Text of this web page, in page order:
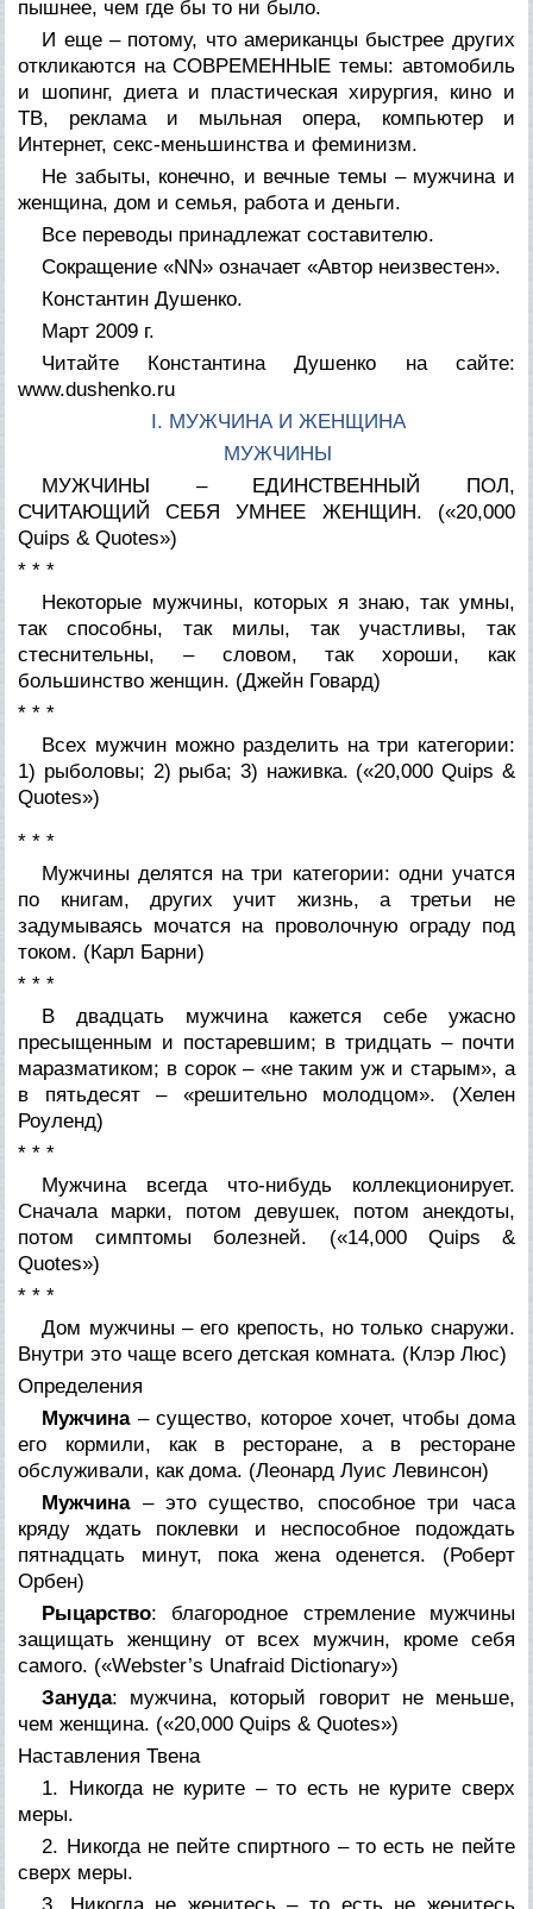
пышнее, чем где бы то ни было.
И еще – потому, что американцы быстрее других
откликаются на СОВРЕМЕННЫЕ темы: автомобиль
и шопинг, диета и пластическая хирургия, кино и
ТВ, реклама и мыльная опера, компьютер и
Интернет, секс-меньшинства и феминизм.
Не забыты, конечно, и вечные темы – мужчина и
женщина, дом и семья, работа и деньги.
Все переводы принадлежат составителю.
Сокращение «NN» означает «Автор неизвестен».
Константин Душенко.
Март 2009 г.
Читайте Константина Душенко на сайте:
www.dushenko.ru
I. МУЖЧИНА И ЖЕНЩИНА
МУЖЧИНЫ
МУЖЧИНЫ – ЕДИНСТВЕННЫЙ ПОЛ,
СЧИТАЮЩИЙ СЕБЯ УМНЕЕ ЖЕНЩИН. («20,000
Quips & Quotes»)
* * *
Некоторые мужчины, которых я знаю, так умны,
так способны, так милы, так участливы, так
стеснительны, – словом, так хороши, как
большинство женщин. (Джейн Говард)
* * *
Всех мужчин можно разделить на три категории:
1) рыболовы; 2) рыба; 3) наживка. («20,000 Quips &
Quotes»)
* * *
Мужчины делятся на три категории: одни учатся
по книгам, других учит жизнь, а третьи не
задумываясь мочатся на проволочную ограду под
током. (Карл Барни)
* * *
В двадцать мужчина кажется себе ужасно
пресыщенным и постаревшим; в тридцать – почти
маразматиком; в сорок – «не таким уж и старым», а
в пятьдесят – «решительно молодцом». (Хелен
Роуленд)
* * *
Мужчина всегда что-нибудь коллекционирует.
Сначала марки, потом девушек, потом анекдоты,
потом симптомы болезней. («14,000 Quips &
Quotes»)
* * *
Дом мужчины – его крепость, но только снаружи.
Внутри это чаще всего детская комната. (Клэр Люс)
Определения
Мужчина– существо, которое хочет, чтобы дома
его кормили, как в ресторане, а в ресторане
обслуживали, как дома. (Леонард Луис Левинсон)
Мужчина– это существо, способное три часа
кряду ждать поклевки и неспособное подождать
пятнадцать минут, пока жена оденется. (Роберт
Орбен)
Рыцарство: благородное стремление мужчины
защищать женщину от всех мужчин, кроме себя
самого. («Webster’s Unafraid Dictionary»)
Зануда: мужчина, который говорит не меньше,
чем женщина. («20,000 Quips & Quotes»)
Наставления Твена
1. Никогда не курите – то есть не курите сверх
меры.
2. Никогда не пейте спиртного – то есть не пейте
сверх меры.